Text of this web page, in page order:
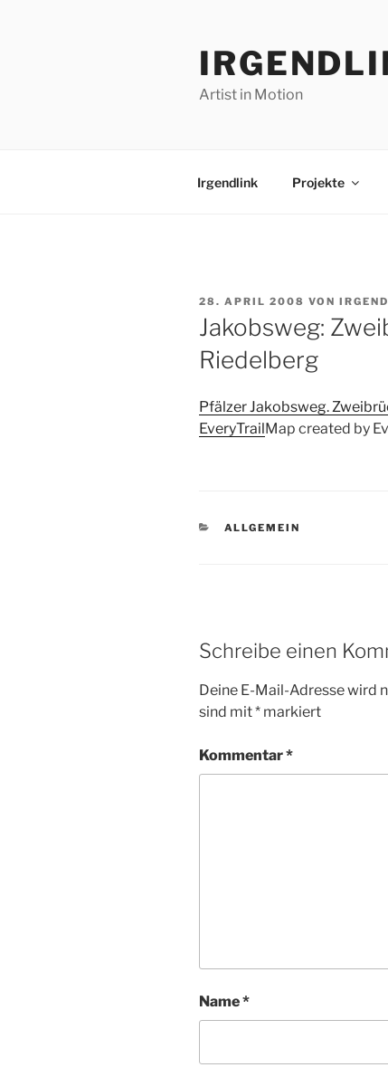
Artist in Motion
Irgendlink Projekte
VERÖFFENTLICHT
AM
28. APRIL 2008 VON IRGEND
Jakobsweg:
Riedelberg
Pfälzer Jakobsweg.
EveryTrail Map created by
KATEGORIEN
ALLGEMEIN
Schreibe einen
Deine E-Mail-Adresse wird
sind mit* markiert
Kommentar*
Name*